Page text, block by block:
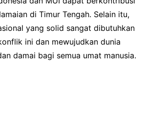
di Timur Tengah. Selain itu,
yang solid sangat dibutuhkan
ini dan mewujudkan dunia
damai bagi semua umat manusia.